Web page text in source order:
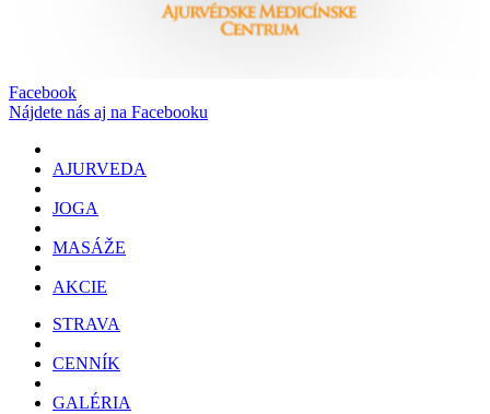
Facebook
Nájdete nás aj na Facebooku
AJURVEDA
JOGA
MASÁŽE
AKCIE
STRAVA
CENNÍK
GALÉRIA